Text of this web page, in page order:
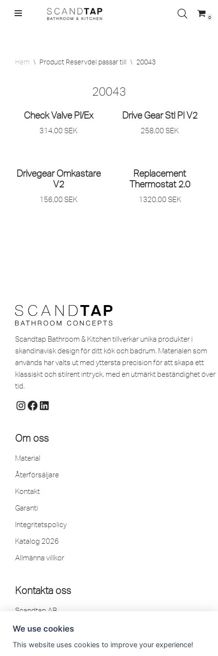
0
Hem \ Product Reservdel passar till \ 20043
20043
Check Valve Pl/Ex
314,00 SEK
Drive Gear Stl Pl V2
258,00 SEK
Drivegear Omkastare
V2
156,00 SEK
Replacement
Thermostat 2.0
1320,00 SEK
Scandtap Bathroom & Kitchen tillverkar unika produkter i
skandinavisk design för ditt kök och badrum. Materialen som
används har valts ut med yttersta precision för att skapa ett
klassiskt och stilrent intryck, med en utmärkt beständighet över
tid.
Om oss
Material
Återförsäljare
Kontakt
Garanti
Integritetspolicy
Katalog 2026
Allmänna villkor
Kontakta oss
Scandtap AB
302 41 Halmstad, Sweden
Tel: 035-260 75 80
We use cookies
This website uses cookies to improve your experience!